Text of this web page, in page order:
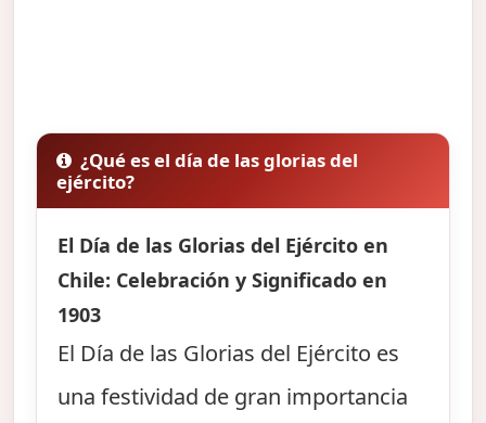
¿Qué es el día de las glorias del
ejército?
El Día de las Glorias del Ejército en
Chile: Celebración y Significado en
1903
El Día de las Glorias del Ejército es
una festividad de gran importancia